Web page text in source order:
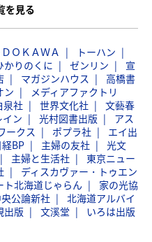
を見る
ＤＯＫＡＷＡ
トーハン
かりのくに ゼンリン
宣
マガジンハウス
高橋書
ン
メディアファクトリ
泉社 世界文化社
文藝春
イン 光村図書出版
アス
ークス ポプラ社
エイ出
経BP 主婦の友社
光文
主婦と生活社
東京ニュー
ディスカヴァー・トゥエン
ト北海道じゃらん
家の光協
公論新社
北海道アルバイ
出版 文溪堂 いろは出版